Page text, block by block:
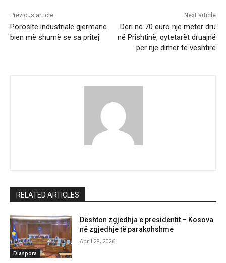
Previous article
Porositë industriale gjermane
bien më shumë se sa pritej
Next article
Deri në 70 euro një metër dru
në Prishtinë, qytetarët druajnë
për një dimër të vështirë
RELATED ARTICLES
Diaspora
Dështon zgjedhja e presidentit – Kosova
në zgjedhje të parakohshme
April 28, 2026